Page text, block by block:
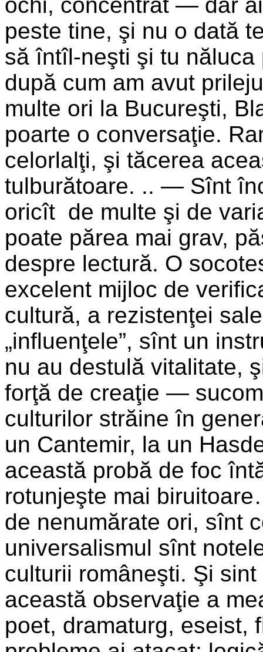
peste tine, şi nu o dată
să întîl-neşti şi tu
după cum am avut
multe ori la Bucureşti,
poarte o conversaţie.
celorlalţi, şi tăcerea
tul­burătoare. .. — Sînt
oricît de multe şi de
poate părea mai grav,
despre lectură. O
excelent mijloc de
cul­tură, a rezistenţei
„influenţele”, sînt un
nu au destulă vitalitate,
forţă de creaţie —
culturilor străine în
un Cantemir, la un
această probă de foc
rotun­jeşte mai
de nenumărate ori, sînt
universalismul sînt
culturii româneşti. Şi
această observaţie a
poet, dramaturg, eseist,